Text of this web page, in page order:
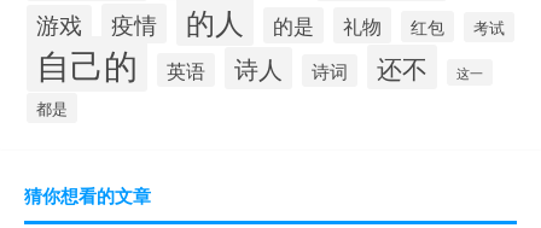
游戏 疫情 的人 的是 礼物 红包 考试
自己的 英语 诗人 诗词 还不 这一
都是
猜你想看的文章